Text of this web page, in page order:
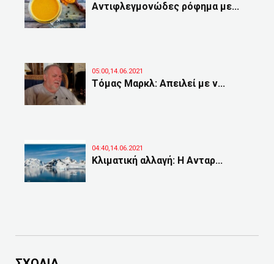
Αντιφλεγμονώδες ρόφημα με...
05:00,14.06.2021
Τόμας Μαρκλ: Απειλεί με ν...
04:40,14.06.2021
Κλιματική αλλαγή: Η Ανταρ...